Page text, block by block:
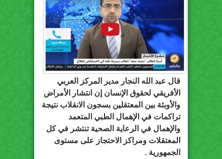
قال عبد الله النجار مدير المركز العربي
الأفريقي لحقوق الإنسان إن انتشار الأمراض
والأوبئة بين المعتقلين بسجون الانقلاب نتيجة
تراكمات في الإهمال الطبي المتعمد
والإهمال في الرعاية الصحية تنتشر في كل
المعتقلات ومراكز الاحتجاز على مستوى
الجمهورية .